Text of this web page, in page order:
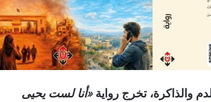
والذاكرة، تخرج رواية«أنا لست يحيى